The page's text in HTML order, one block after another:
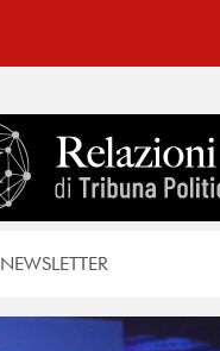
NEWSLETTER